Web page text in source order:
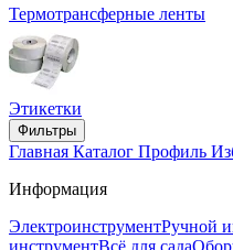
Термотрансферные ленты
Этикетки
Фильтры
Главная Каталог Профиль
Информация
ЭлектроинструментРучной